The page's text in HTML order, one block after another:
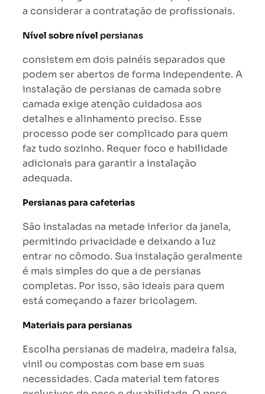
a considerar a contratação de profissionais.
Nível sobre nível persianas
consistem em dois painéis separados que
podem ser abertos de forma independente. A
instalação de persianas de camada sobre
camada exige atenção cuidadosa aos
detalhes e alinhamento preciso. Esse
processo pode ser complicado para quem
faz tudo sozinho. Requer foco e habilidade
adicionais para garantir a instalação
adequada.
Persianas para cafeterias
São instaladas na metade inferior da janela,
permitindo privacidade e deixando a luz
entrar no cômodo. Sua instalação geralmente
é mais simples do que a de persianas
completas. Por isso, são ideais para quem
está começando a fazer bricolagem.
Materiais para persianas
Escolha persianas de madeira, madeira falsa,
vinil ou compostas com base em suas
necessidades. Cada material tem fatores